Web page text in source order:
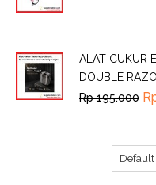
ALAT CUKUR
DOUBLE
Rp195.000